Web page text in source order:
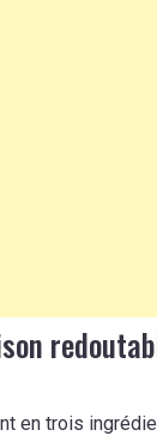
en trois